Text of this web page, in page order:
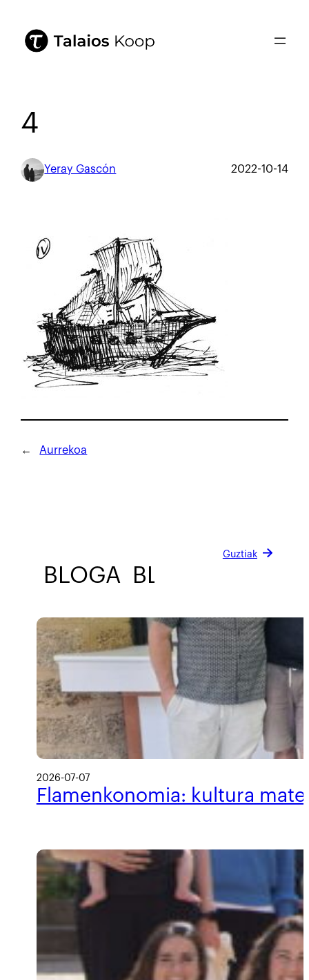
4
Yeray Gascón 2022-10-14
← Aurrekoa
BLOGA BLOGA
Guztiak
2026-07-07
Flamenkonomia: kultura